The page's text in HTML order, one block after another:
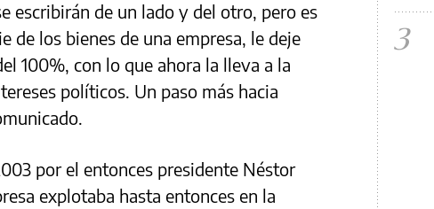
escribirán de un lado y del otro, pero es
de los bienes de una empresa, le deje
100%, con lo que ahora la lleva a la
políticos. Un paso más hacia
por el entonces presidente Néstor
explotaba hasta entonces en la
3